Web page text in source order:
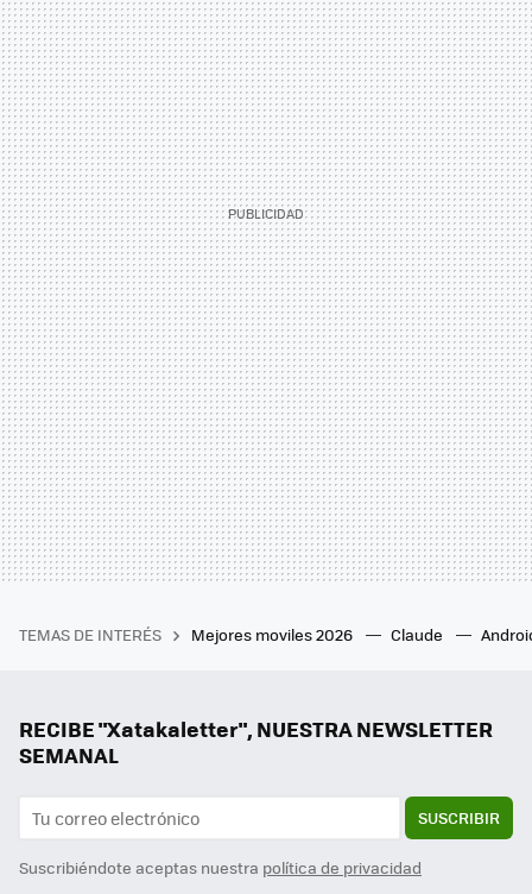
TEMAS DE INTERÉS Mejores moviles 2026 Claude
RECIBE "Xatakaletter", NUESTRA NEWSLETTER
SEMANAL
SUSCRIBIR
Suscribiéndote aceptas nuestra política de privacidad